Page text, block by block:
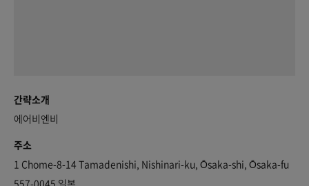
간략소개
에어비엔비
주소
1 Chome-8-14 Tamadenishi, Nishinari-ku, Ōsaka-shi, Ōsaka-fu
557-0045 일본